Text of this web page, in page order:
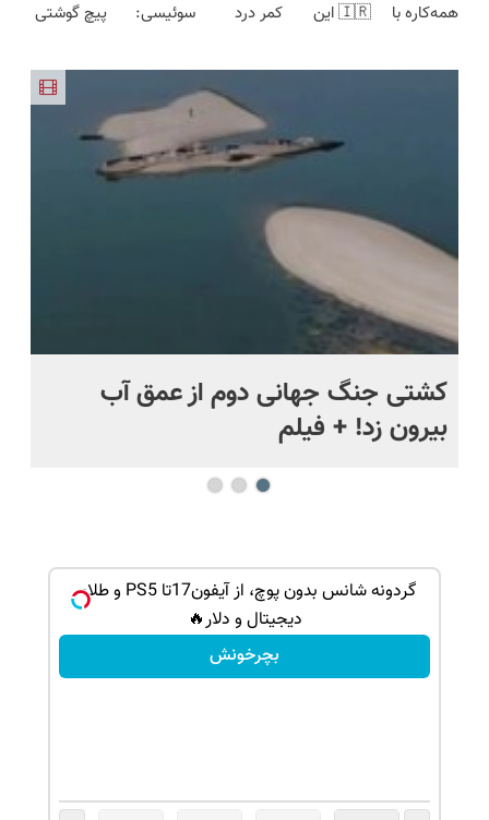
انقلاب
ویزیت
اقساطی😍
همه‌کاره با
🇮🇷 این
کمر درد
(◂پرسش‌نامه)
سوئیسی:
و مقاوم |
پرداخت
قسطی
پیچ گوشتی
محدود)
کشتی‌ جنگ جهانی دوم از عمق آب
بیرون زد! + فیلم
گردونه شانس بدون پوچ، از آیفون17تا PS5 و طلای
دیجیتال و دلار🔥
بچرخونش